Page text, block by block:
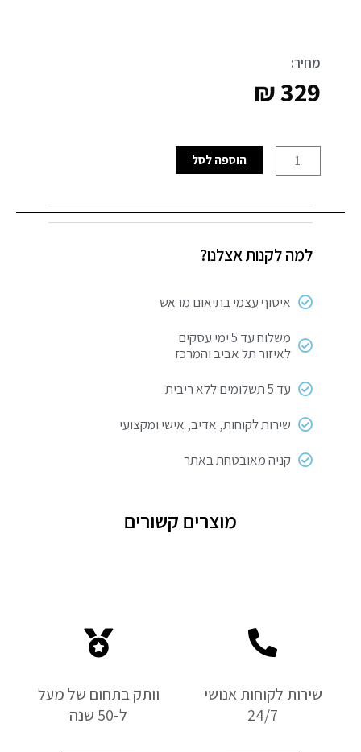
מחיר:
₪329
של
ביתית
סדרת
Value
הוספה לסל
למה לקנות אצלנו?
איסוף עצמי בתיאום מראש
משלוח עד 5 ימי עסקים
לאיזור תל אביב והמרכז
עד 5 תשלומים ללא ריבית
שירות לקוחות, אדיב, אישי ומקצועי
קניה מאובטחת באתר
מוצרים קשורים
שירות לקוחות אנושי
24/7
וותק בתחום של מעל
ל-50 שנה